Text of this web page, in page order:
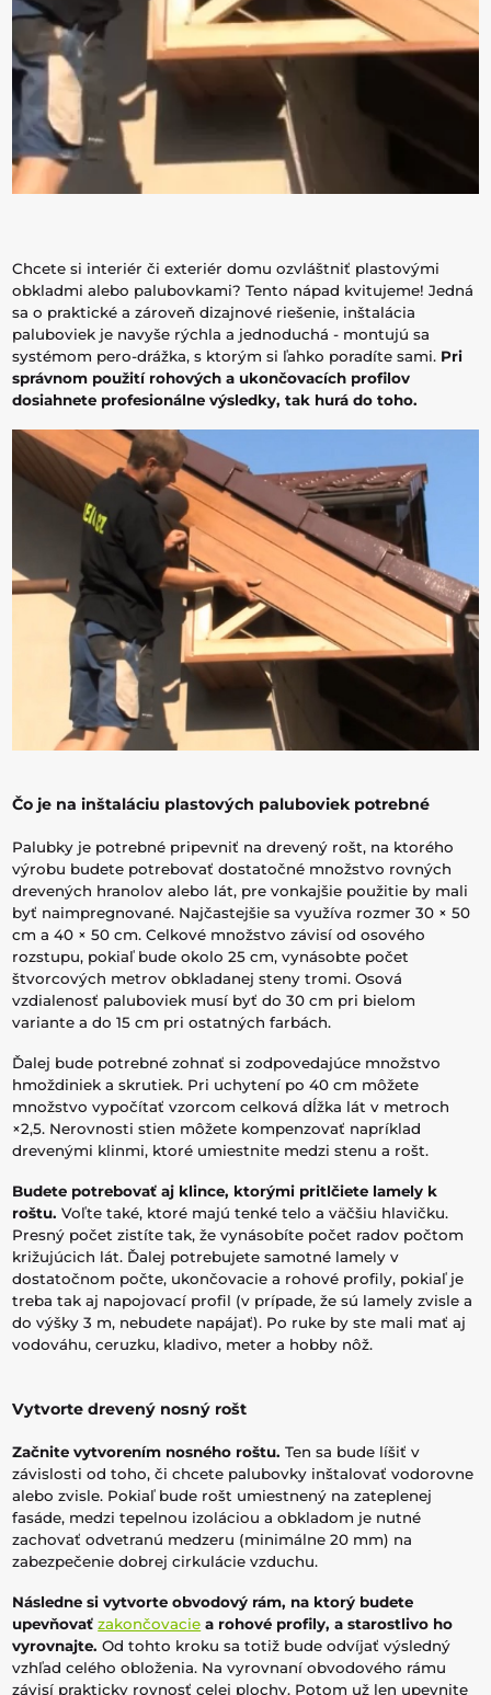
Chcete si interiér či exteriér domu ozvláštniť plastovými
obkladmi alebo palubovkami? Tento nápad kvitujeme! Jedná
sa o praktické a zároveň dizajnové riešenie, inštalácia
paluboviek je navyše rýchla a jednoduchá - montujú sa
systémom pero-drážka, s ktorým si ľahko poradíte sami. Pri
správnom použití rohových a ukončovacích profilov
dosiahnete profesionálne výsledky, tak hurá do toho.
Čo je na inštaláciu plastových paluboviek potrebné
Palubky je potrebné pripevniť na drevený rošt, na ktorého
výrobu budete potrebovať dostatočné množstvo rovných
drevených hranolov alebo lát, pre vonkajšie použitie by mali
byť naimpregnované. Najčastejšie sa využíva rozmer 30 × 50
cm a 40 × 50 cm. Celkové množstvo závisí od osového
rozstupu, pokiaľ bude okolo 25 cm, vynásobte počet
štvorcových metrov obkladanej steny tromi. Osová
vzdialenosť paluboviek musí byť do 30 cm pri bielom
variante a do 15 cm pri ostatných farbách.
Ďalej bude potrebné zohnať si zodpovedajúce množstvo
hmoždiniek a skrutiek. Pri uchytení po 40 cm môžete
množstvo vypočítať vzorcom celková dĺžka lát v metroch
×2,5. Nerovnosti stien môžete kompenzovať napríklad
drevenými klinmi, ktoré umiestnite medzi stenu a rošt.
Budete potrebovať aj klince, ktorými pritlčiete lamely k
roštu. Voľte také, ktoré majú tenké telo a väčšiu hlavičku.
Presný počet zistíte tak, že vynásobíte počet radov počtom
križujúcich lát. Ďalej potrebujete samotné lamely v
dostatočnom počte, ukončovacie a rohové profily, pokiaľ je
treba tak aj napojovací profil (v prípade, že sú lamely zvisle a
do výšky 3 m, nebudete napájať). Po ruke by ste mali mať aj
vodováhu, ceruzku, kladivo, meter a hobby nôž.
Vytvorte drevený nosný rošt
Začnite vytvorením nosného roštu. Ten sa bude líšiť v
závislosti od toho, či chcete palubovky inštalovať vodorovne
alebo zvisle. Pokiaľ bude rošt umiestnený na zateplenej
fasáde, medzi tepelnou izoláciou a obkladom je nutné
zachovať odvetranú medzeru (minimálne 20 mm) na
zabezpečenie dobrej cirkulácie vzduchu.
Následne si vytvorte obvodový rám, na ktorý budete
upevňovaťzakončovacie a rohové profily, a starostlivo ho
vyrovnajte. Od tohto kroku sa totiž bude odvíjať výsledný
vzhľad celého obloženia. Na vyrovnaní obvodového rámu
závisí prakticky rovnosť celej plochy. Potom už len upevnite